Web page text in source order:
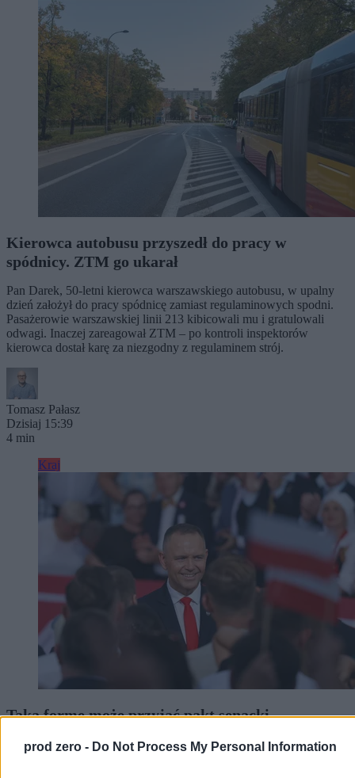
prod zero - Do Not Process My Personal Information
Kierowca autobusu przyszedł do pracy w
spódnicy. ZTM go ukarał
Pan Darek, 50-letni kierowca warszawskiego autobusu, w upalny
dzień założył do pracy spódnicę zamiast regulaminowych spodni.
Pasażerowie warszawskiej linii 213 kibicowali mu i gratulowali
odwagi. Inaczej zareagował ZTM – po kontroli inspektorów
kierowca dostał karę za niezgodny z regulaminem strój.
Tomasz Pałasz
Dzisiaj 15:39
4 min
Kraj
Taką formę może przyjąć pakt senacki